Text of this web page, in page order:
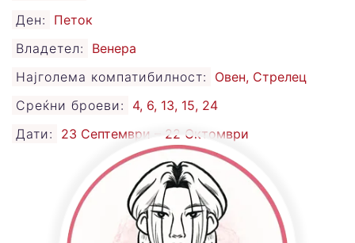
Ден:
Петок
Владетел:
Венера
Најголема компатибилност:
Овен, Стрелец
Среќни броеви:
4, 6, 13, 15, 24
Дати:
23 Септември – 22 Октомври